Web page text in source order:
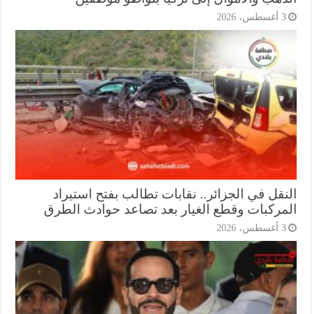
في الجزائر.. نقابات تطالب بفتح استيراد
وقطع الغيار بعد تصاعد حوادث الطرق